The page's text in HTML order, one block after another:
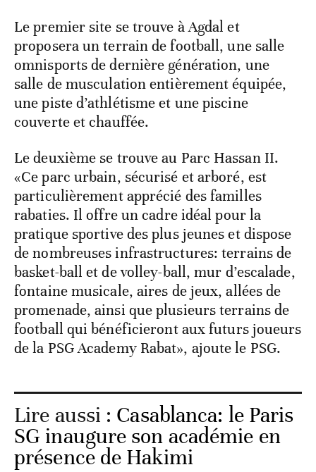
Le premier site se trouve à Agdal et
proposera un terrain de football, une salle
omnisports de dernière génération, une
salle de musculation entièrement équipée,
une piste d’athlétisme et une piscine
couverte et chauffée.
Le deuxième se trouve au Parc Hassan II.
«Ce parc urbain, sécurisé et arboré, est
particulièrement apprécié des familles
rabaties. Il offre un cadre idéal pour la
pratique sportive des plus jeunes et dispose
de nombreuses infrastructures: terrains de
basket-ball et de volley-ball, mur d’escalade,
fontaine musicale, aires de jeux, allées de
promenade, ainsi que plusieurs terrains de
football qui bénéficieront aux futurs joueurs
de la PSG Academy Rabat», ajoute le PSG.
Lire aussi : Casablanca: le Paris
SG inaugure son académie en
présence de Hakimi